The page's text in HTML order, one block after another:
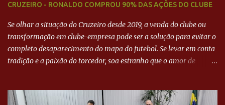
CRUZEIRO - RONALDO COMPROU 90% DAS AÇÕES DO CLUBE
Se olhar a situação do Cruzeiro desde 2019, a venda do clube ou
transformação em clube-empresa pode ser a solução para evitar o
completo desaparecimento do mapa do futebol. Se levar em conta
tradição e a paixão do torcedor, soa estranho que o amor de
feito imediatamente para pagamento de dívidas emergenciais e